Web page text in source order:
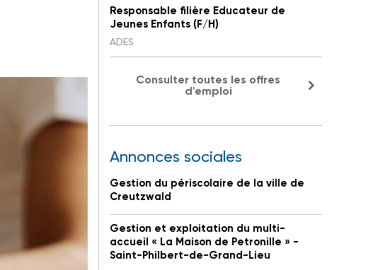
Responsable filière Educateur de
Jeunes Enfants (F/H)
ADES
Consulter toutes les offres
d'emploi
Annonces sociales
Gestion du périscolaire de la ville de
Creutzwald
Gestion et exploitation du multi-
accueil « La Maison de Petronille » -
Saint-Philbert-de-Grand-Lieu